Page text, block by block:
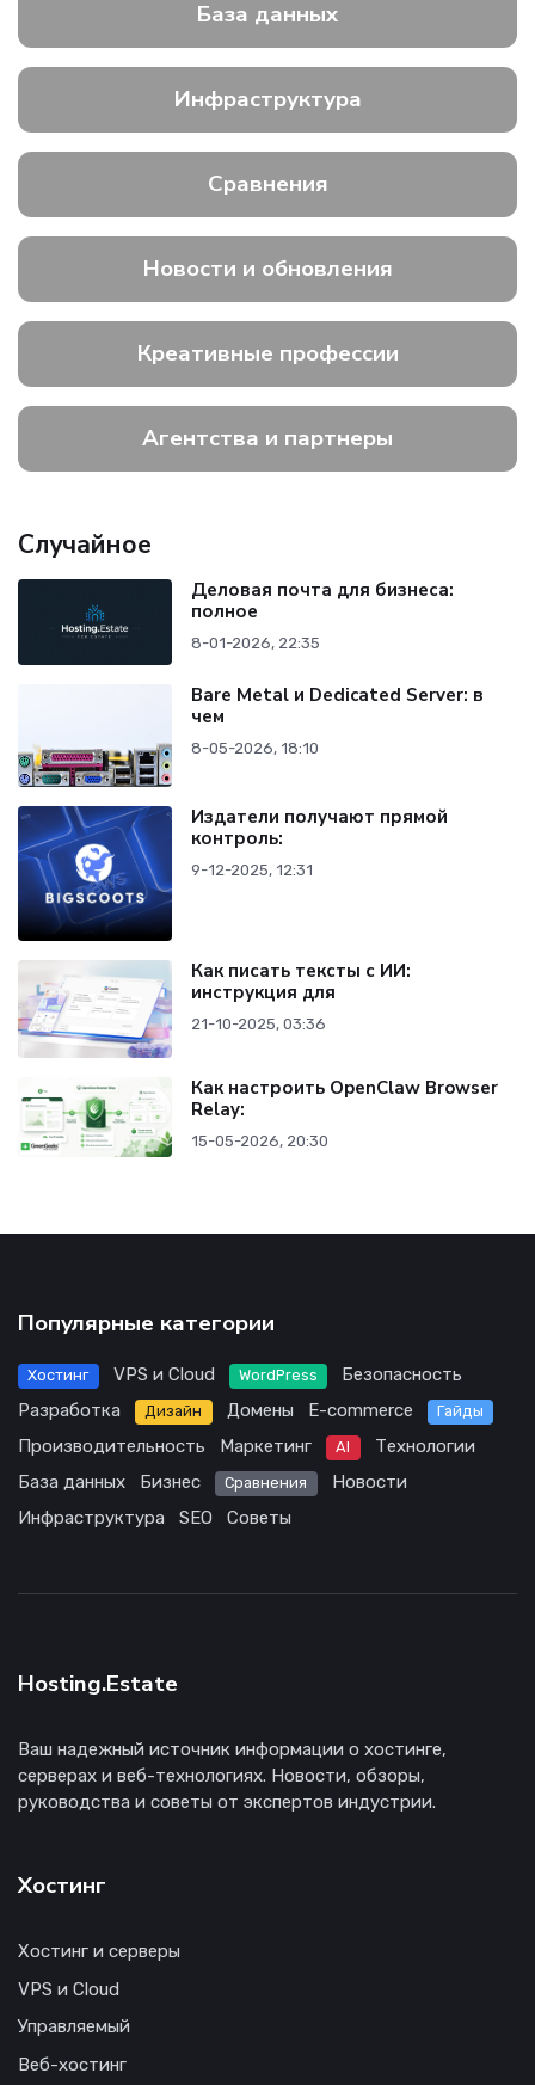
База данных
Инфраструктура
Сравнения
Новости и обновления
Креативные профессии
Агентства и партнеры
Случайное
Деловая почта для бизнеса:
полное
8-01-2026, 22:35
Bare Metal и Dedicated Server: в
чем
8-05-2026, 18:10
Издатели получают прямой
контроль:
9-12-2025, 12:31
Как писать тексты с ИИ:
инструкция для
21-10-2025, 03:36
Как настроить OpenClaw Browser
Relay:
15-05-2026, 20:30
Популярные категории
Хостинг VPS и Cloud WordPress
Безопасность
Разработка
Дизайн Домены E-commerce Гайды
Производительность Маркетинг AI
Технологии
База данных
Бизнес Сравнения
Новости
Инфраструктура
SEO Советы
Hosting.Estate
Ваш надежный источник информации о хостинге,
серверах и веб-технологиях. Новости, обзоры,
руководства и советы от экспертов индустрии.
Хостинг
Хостинг и серверы
VPS и Cloud
Управляемый
Веб-хостинг